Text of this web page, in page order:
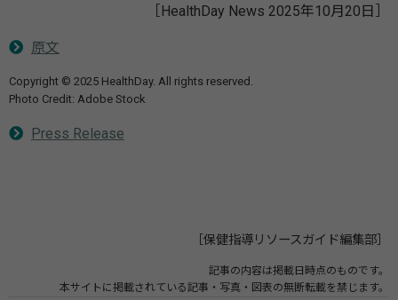
［HealthDay News 2025年10月20日］
原文
Copyright © 2025 HealthDay. All rights reserved.
Photo Credit: Adobe Stock
Press Release
［保健指導リソースガイド編集部］
記事の内容は掲載日時点のものです。
本サイトに掲載されている記事・写真・図表の無断転載を禁じます。